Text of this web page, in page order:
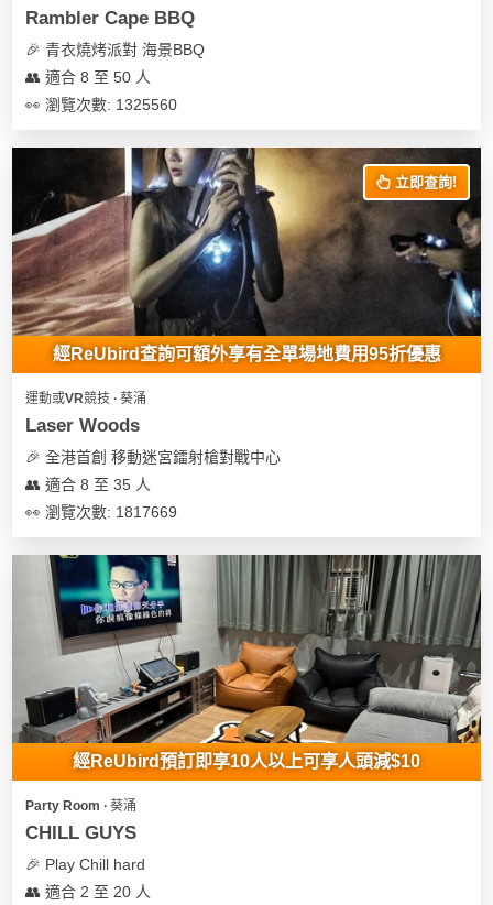
Rambler Cape BBQ
🎉 青衣燒烤派對 海景BBQ
👥 適合 8 至 50 人
👀 瀏覽次數: 1325560
立即查詢!
經ReUbird查詢可額外享有全單場地費用95折優惠
運動或VR競技 ∙ 葵涌
Laser Woods
🎉 全港首創 移動迷宮鐳射槍對戰中心
👥 適合 8 至 35 人
👀 瀏覽次數: 1817669
經ReUbird預訂即享10人以上可享人頭減$10
Party Room ∙ 葵涌
CHILL GUYS
🎉 Play Chill hard
👥 適合 2 至 20 人